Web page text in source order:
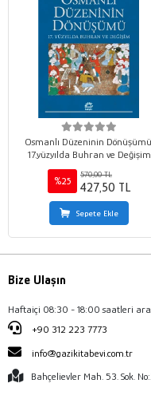
Osmanlı Düzeninin
17.yüzyılda Buhran ve Değişim
%25
570,00 TL
427,50 TL
Sepete Ekle
Bize Ulaşın
Haftaiçi 08:30 - 18:00 saatleri
+90 312 223 7773
info@gazikitabevi.com.tr
Bahçelievler Mah. 53. Sok.